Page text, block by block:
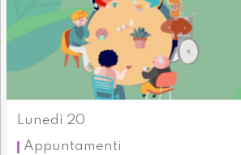
Lunedì 20
Appuntamenti